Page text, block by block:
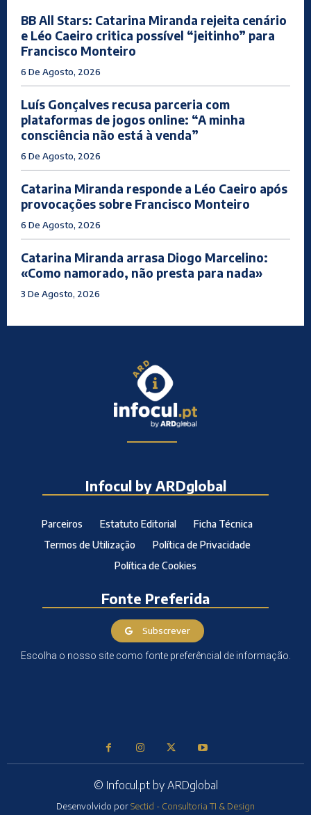
BB All Stars: Catarina Miranda rejeita cenário
e Léo Caeiro critica possível “jeitinho” para
Francisco Monteiro
6 De Agosto, 2026
Luís Gonçalves recusa parceria com
plataformas de jogos online: “A minha
consciência não está à venda”
6 De Agosto, 2026
Catarina Miranda responde a Léo Caeiro após
provocações sobre Francisco Monteiro
6 De Agosto, 2026
Catarina Miranda arrasa Diogo Marcelino:
«Como namorado, não presta para nada»
3 De Agosto, 2026
Infocul by ARDglobal
Parceiros Estatuto Editorial
Ficha Técnica
Termos de Utilização
Política de Privacidade
Política de Cookies
Fonte Preferida
Subscrever
Escolha o nosso site como fonte preferêncial de informação.
© Infocul.pt by ARDglobal
Desenvolvido porSectid - Consultoria TI & Design